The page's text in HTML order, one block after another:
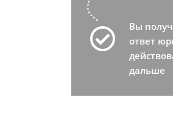
Вы
ответ
дальше